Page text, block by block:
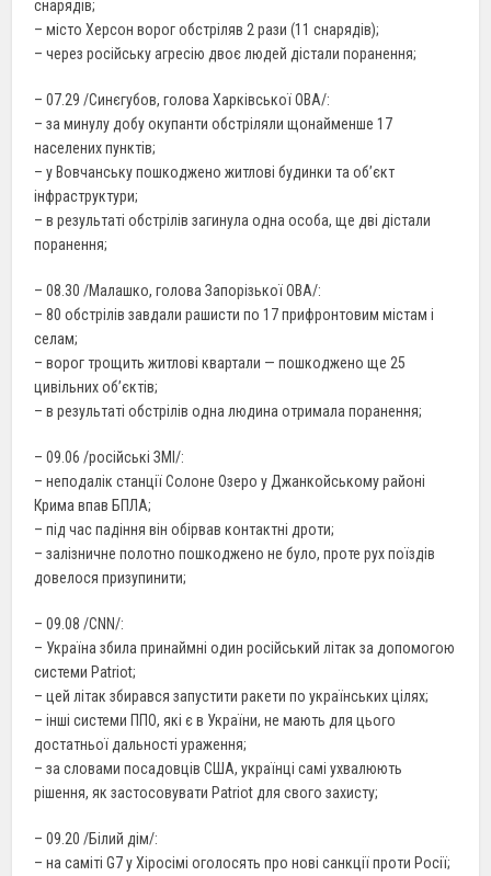
снарядів;
– місто Херсон ворог обстріляв 2 рази (11 снарядів);
– через російську агресію двоє людей дістали поранення;
– 07.29 /Синєгубов, голова Харківської ОВА/:
– за минулу добу окупанти обстріляли щонайменше 17
населених пунктів;
– у Вовчанську пошкоджено житлові будинки та об’єкт
інфраструктури;
– в результаті обстрілів загинула одна особа, ще дві дістали
поранення;
– 08.30 /Малашко, голова Запорізької ОВА/:
– 80 обстрілів завдали рашисти по 17 прифронтовим містам і
селам;
– ворог трощить житлові квартали — пошкоджено ще 25
цивільних об’єктів;
– в результаті обстрілів одна людина отримала поранення;
– 09.06 /російські ЗМІ/:
– неподалік станції Солоне Озеро у Джанкойському районі
Крима впав БПЛА;
– під час падіння він обірвав контактні дроти;
– залізничне полотно пошкоджено не було, проте рух поїздів
довелося призупинити;
– 09.08 /CNN/:
– Україна збила принаймні один російський літак за допомогою
системи Patriot;
– цей літак збирався запустити ракети по українських цілях;
– інші системи ППО, які є в України, не мають для цього
достатньої дальності ураження;
– за словами посадовців США, українці самі ухвалюють
рішення, як застосовувати Patriot для свого захисту;
– 09.20 /Білий дім/:
– на саміті G7 у Хіросімі оголосять про нові санкції проти Росії;